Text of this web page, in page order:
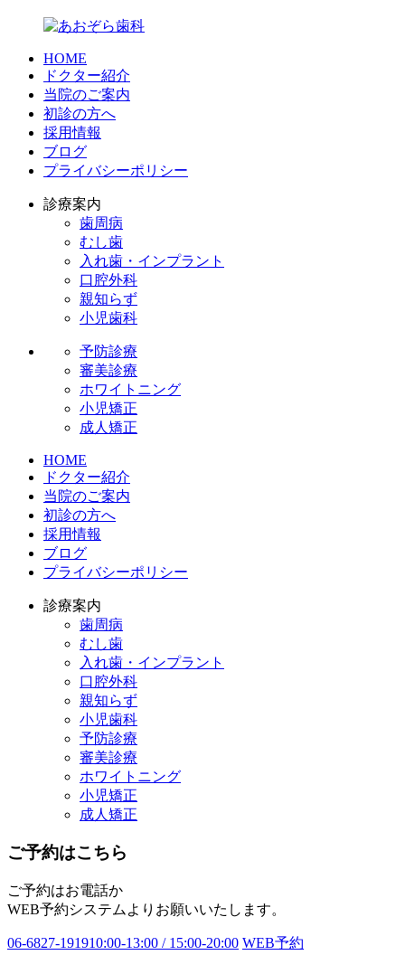
HOME
ドクター紹介
当院のご案内
初診の方へ
採用情報
ブログ
プライバシーポリシー
診療案内
歯周病
むし歯
入れ歯・インプラント
口腔外科
親知らず
小児歯科
予防診療
審美診療
ホワイトニング
小児矯正
成人矯正
HOME
ドクター紹介
当院のご案内
初診の方へ
採用情報
ブログ
プライバシーポリシー
診療案内
歯周病
むし歯
入れ歯・インプラント
口腔外科
親知らず
小児歯科
予防診療
審美診療
ホワイトニング
小児矯正
成人矯正
ご予約はこちら
ご予約はお電話か
WEB予約システムよりお願いいたします。
06-6827-191910:00-13:00 / 15:00-20:00 WEB予約